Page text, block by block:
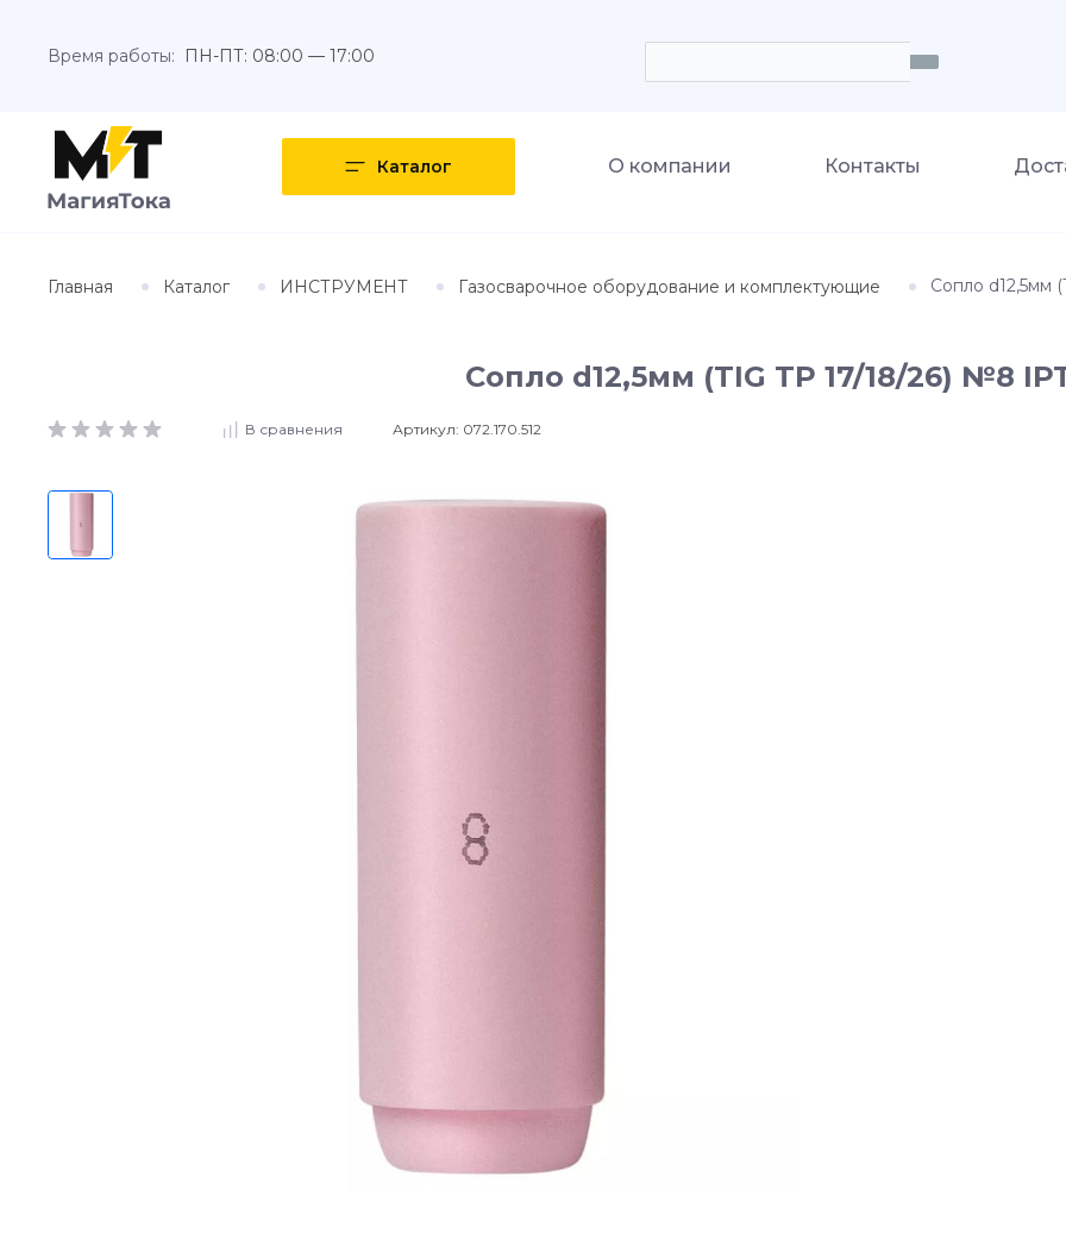
Время работы: ПН-ПТ: 08:00 — 17:00
Каталог О компании Контакты
Главная Каталог ИНСТРУМЕНТ Газосварочное оборудование и комплектующие Сопло d12,5мм
Сопло d12,5мм (TIG TP 17/18/26) №8
В сравнения Артикул: 072.170.512